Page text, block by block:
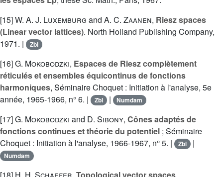
[15]W. A. J. Luxemburg and A. C. Zaanen, Riesz spaces
(Linear vector lattices). North Holland Publishing Company,
1971. |
Zbl
[16]G. Mokobodzki, Espaces de Riesz complètement
réticulés et ensembles équicontinus de fonctions
harmoniques, Séminaire Choquet : Initiation à l'analyse, 5e
année, 1965-1966, n° 6. |
Zbl | Numdam
[17]G. Mokobodzki and D. Sibony, Cônes adaptés de
fonctions continues et théorie du potentiel ; Séminaire
Choquet : Initiation à l'analyse, 1966-1967, n° 5. |
Zbl |
Numdam